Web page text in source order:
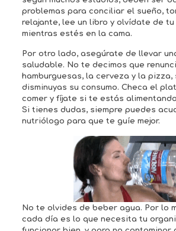
problemas para conciliar el sueño,
relajante, lee un libro y olvídate de
mientras estés en la cama.
Por otro lado, asegúrate de llevar
saludable. No te decimos que
hamburguesas, la cerveza y la pizza,
disminuyas su consumo. Checa el
comer y fíjate si te estás
Si tienes dudas, siempre puedes
nutriólogo para que te guíe mejor.
No te olvides de beber agua. Por lo
cada día es lo que necesita tu